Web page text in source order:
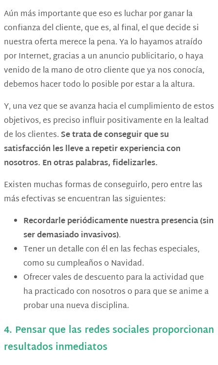
Aún más importante que eso es luchar por ganar la
confianza del cliente, que es, al final, el que decide si
nuestra oferta merece la pena. Ya lo hayamos atraído
por Internet, gracias a un anuncio publicitario, o haya
venido de la mano de otro cliente que ya nos conocía,
debemos hacer todo lo posible por estar a la altura.
Y, una vez que se avanza hacia el cumplimiento de estos
objetivos, es preciso influir positivamente en la lealtad
de los clientes. Se trata de conseguir que su
satisfacción les lleve a repetir experiencia con
nosotros. En otras palabras, fidelizarles.
Existen muchas formas de conseguirlo, pero entre las
más efectivas se encuentran las siguientes:
Recordarle periódicamente nuestra presencia (sin
ser demasiado invasivos).
Tener un detalle con él en las fechas especiales,
como su cumpleaños o Navidad.
Ofrecer vales de descuento para la actividad que
ha practicado con nosotros o para que se anime a
probar una nueva disciplina.
4. Pensar que las redes sociales proporcionan
resultados inmediatos